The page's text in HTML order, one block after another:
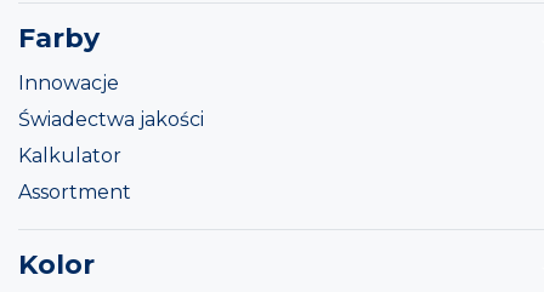
Farby
Innowacje
Świadectwa jakości
Kalkulator
Assortment
Kolor